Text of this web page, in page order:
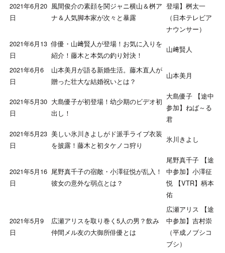
2021年6月20
日
風間俊介の素顔を関ジャニ横山＆桝ア
ナ＆人気脚本家が次々と暴露
登場】桝太一
（日本テレビア
ナウンサー）
2021年6月13
日
俳優・山﨑賢人が登場！お気に入りを
紹介！藤木と本気の釣り対決！
山﨑賢人
2021年6月6
日
山本美月が語る新婚生活。藤木直人が
贈った壮大な結婚祝いとは？
山本美月
2021年5月30
日
大島優子が初登場！幼少期のビデオ初
出し！
大島優子 【途中
参加】ねば～る
君
2021年5月23
日
美しい氷川きよしがド派手ライブ衣装
を披露！藤木と初タケノコ狩り
氷川きよし
2021年5月16
日
尾野真千子の宿敵・小澤征悦が乱入！
彼女の意外な弱点とは？
尾野真千子 【途
中参加】小澤征
悦 【VTR】柄本
佑
2021年5月9
日
広瀬アリスを取り巻く5人の男？飲み
仲間メル友の大御所俳優とは
広瀬アリス 【途
中参加】吉村崇
（平成ノブシコ
ブシ）